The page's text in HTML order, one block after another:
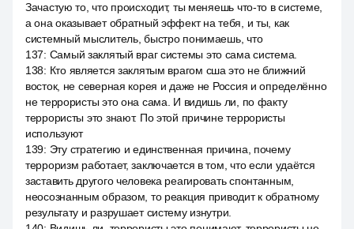
Зачастую то, что происходит, ты меняешь что-то в системе,
а она оказывает обратный эффект на тебя, и ты, как
системный мыслитель, быстро понимаешь, что
137: Самый заклятый враг системы это сама система.
138: Кто является заклятым врагом сша это не ближний
восток, не северная корея и даже не Россия и определённо
не террористы это она сама. И видишь ли, по факту
террористы это знают. По этой причине террористы
используют
139: Эту стратегию и единственная причина, почему
терроризм работает, заключается в том, что если удаётся
заставить другого человека реагировать спонтанным,
неосознанным образом, то реакция приводит к обратному
результату и разрушает систему изнутри.